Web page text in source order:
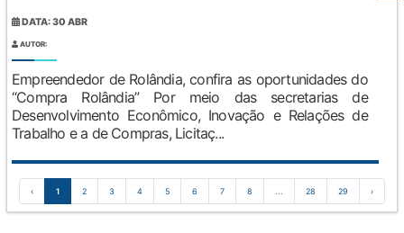
DATA: 30 ABR
AUTOR:
Empreendedor de Rolândia, confira as oportunidades do
“Compra Rolândia” Por meio das secretarias de
Desenvolvimento Econômico, Inovação e Relações de
Trabalho e a de Compras, Licitaç...
‹ 1 2 3 4 5 6 7 8 ... 28 29 ›